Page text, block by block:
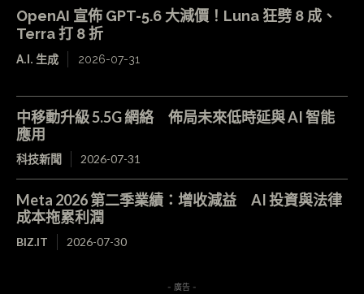
OpenAI 宣佈 GPT-5.6 大減價！Luna 狂劈 8 成、
Terra 打 8 折
A.I. 生成 2026-07-31
中移動升級 5.5G 網絡 佈局未來低時延與 AI 智能
應用
科技新聞 2026-07-31
Meta 2026 第二季業績：增收減益 AI 投資與法律
成本拖累利潤
BIZ.IT 2026-07-30
- 廣告 -